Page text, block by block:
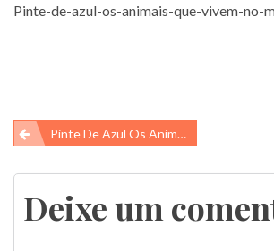
Pinte-de-azul-os-animais-que-vivem-no-
Navegação
de
Post
Pinte De Azul Os Animais Que Vivem No Mar E De Verde Os Que Vivem Na Floresta
Deixe um